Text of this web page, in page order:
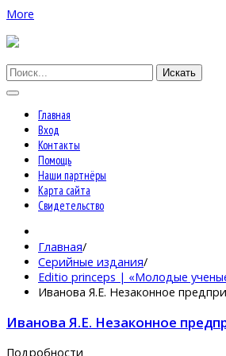
More
Искать
Главная
Вход
Контакты
Помощь
Наши партнёры
Карта сайта
Свидетельство
Главная/
Серийные издания/
Editio princeps | «Молодые
Иванова Я.Е. Незаконное
Иванова Я.Е. Незаконное
Подробности